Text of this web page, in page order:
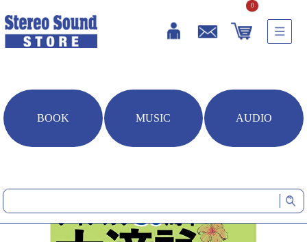
0
BOOK MUSIC AUDIO
HOME
雑誌・書籍